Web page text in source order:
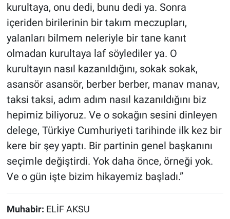
kurultaya, onu dedi, bunu dedi ya. Sonra
içeriden birilerinin bir takım meczupları,
yalanları bilmem neleriyle bir tane kanıt
olmadan kurultaya laf söylediler ya. O
kurultayın nasıl kazanıldığını, sokak sokak,
asansör asansör, berber berber, manav manav,
taksi taksi, adım adım nasıl kazanıldığını biz
hepimiz biliyoruz. Ve o sokağın sesini dinleyen
delege, Türkiye Cumhuriyeti tarihinde ilk kez bir
kere bir şey yaptı. Bir partinin genel başkanını
seçimle değiştirdi. Yok daha önce, örneği yok.
Ve o gün işte bizim hikayemiz başladı.”
Muhabir: ELİF AKSU